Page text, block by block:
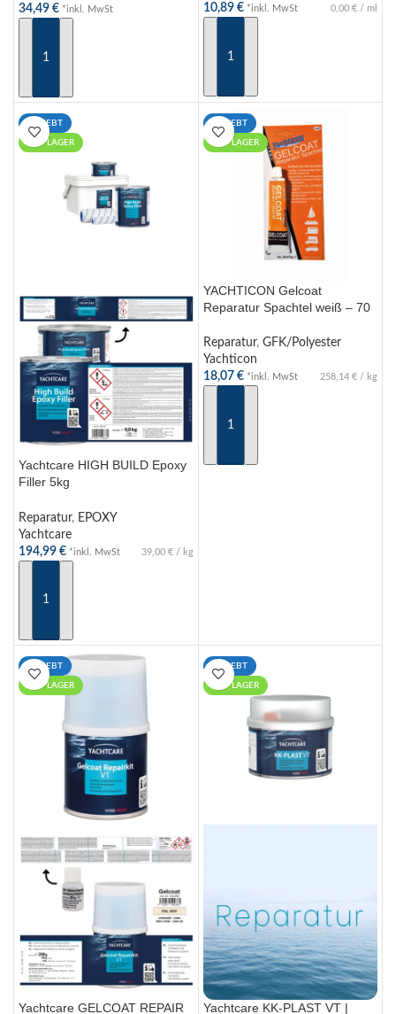
34,49 € *inkl. MwSt
10,89 € *inkl. MwSt 0,00 € / ml
BELIEBT
AUF LAGER
Yachtcare HIGH BUILD Epoxy
Filler 5kg
Reparatur, EPOXY
Yachtcare
194,99 € *inkl. MwSt 39,00 €/ kg
BELIEBT
AUF LAGER
YACHTICON Gelcoat
Reparatur Spachtel weiß – 70
Reparatur, GFK/Polyester
Yachticon
18,07 € *inkl. MwSt 258,14 € / kg
BELIEBT
AUF LAGER
Yachtcare GELCOAT REPAIR
BELIEBT
AUF LAGER
Yachtcare KK-PLAST VT |